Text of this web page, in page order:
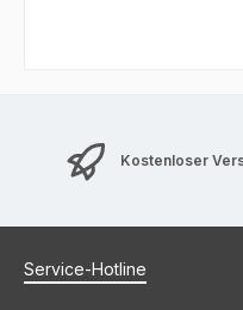
Kostenloser
Service-Hotline